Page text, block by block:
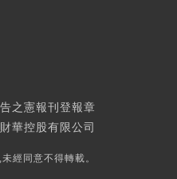
之憲報刊登報章
華控股有限公司
經同意不得轉載。